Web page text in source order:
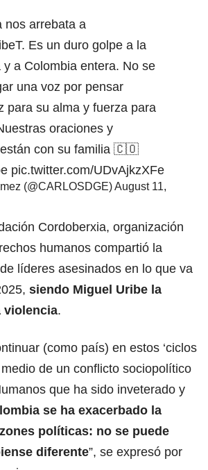
nos arrebata a
. Es un duro golpe a la
y a Colombia entera. No se
una voz por pensar
para su alma y fuerza para
oraciones y
con su familia 🇨🇴
pic.twitter.com/UDvAjkzXFe
(@CARLOSDGE)August 11,
Cordoberxia, organización
humanos compartió la
líderes asesinados en lo que va
siendo Miguel Uribe la
violencia.
(como país) en estos ‘ciclos
de un conflicto sociopolítico
que ha sido inveterado y
se ha exacerbado la
políticas: no se puede
diferente”, se expresó por